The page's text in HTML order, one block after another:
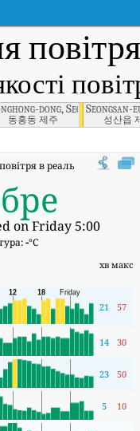
dong, Seogwipo-si,
동홍동 제주
Seongsan-
성산읍
в реальному часі
on Friday 5:00
-°C
хв макс
21 57
14 30
23 50
5 10